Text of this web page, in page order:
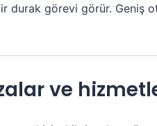
görevi görür. Geniş
ve